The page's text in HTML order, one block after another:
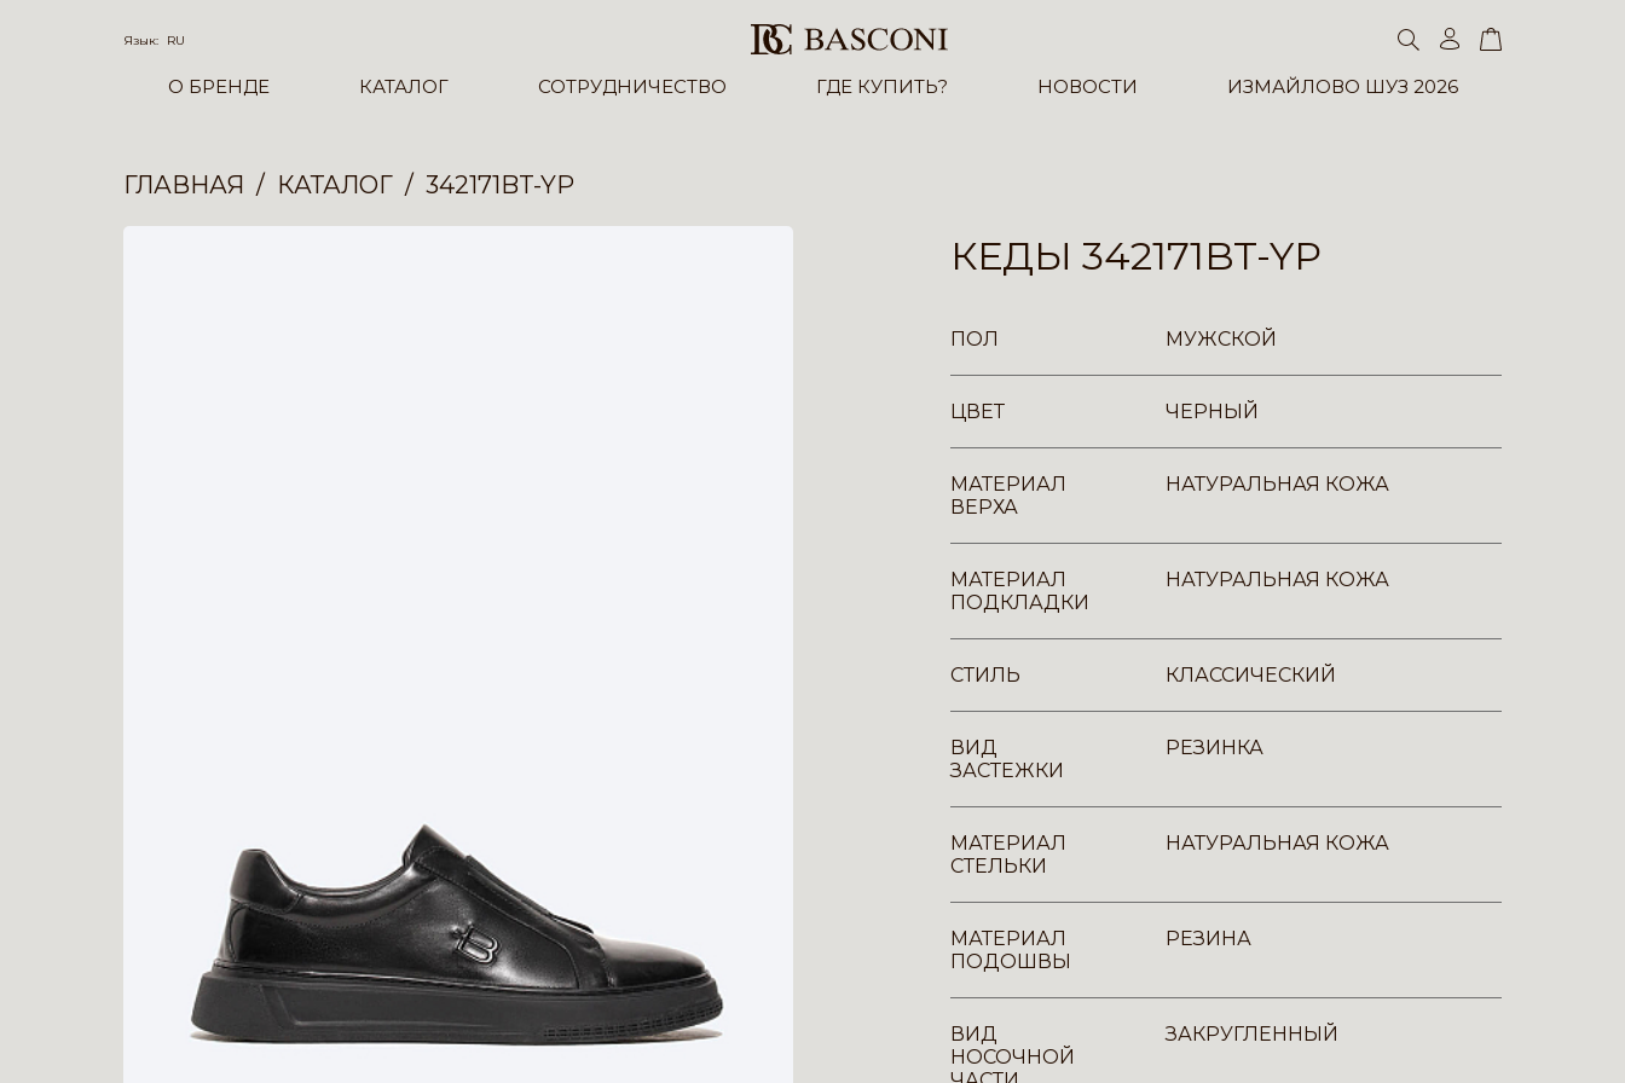
Язык: RU
О БРЕНДЕ КАТАЛОГ СОТРУДНИЧЕСТВО ГДЕ КУПИТЬ? НОВОСТИ ИЗМАЙЛОВО ШУЗ 2026
ГЛАВНАЯ КАТАЛОГ 342171BT-YP
КЕДЫ 342171BT-YP
ПОЛ МУЖСКОЙ
ЦВЕТ ЧЕРНЫЙ
МАТЕРИАЛ
ВЕРХА
НАТУРАЛЬНАЯ КОЖА
МАТЕРИАЛ
ПОДКЛАДКИ
НАТУРАЛЬНАЯ КОЖА
СТИЛЬ КЛАССИЧЕСКИЙ
ВИД
ЗАСТЕЖКИ
РЕЗИНКА
МАТЕРИАЛ
СТЕЛЬКИ
НАТУРАЛЬНАЯ КОЖА
МАТЕРИАЛ
ПОДОШВЫ
РЕЗИНА
ВИД
НОСОЧНОЙ
ЗАКРУГЛЕННЫЙ